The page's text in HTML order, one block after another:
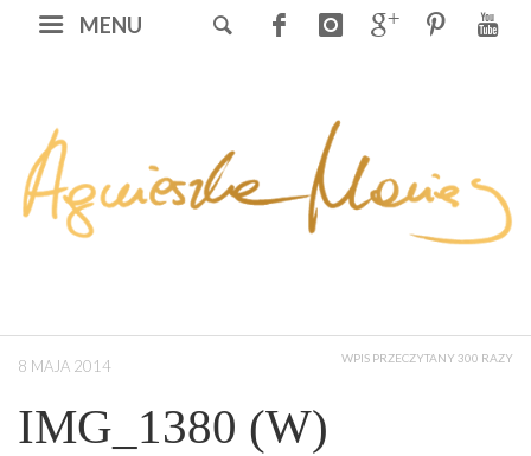
MENU
8 MAJA 2014 WPIS PRZECZYTANY 300 RAZY
IMG_1380 (W)